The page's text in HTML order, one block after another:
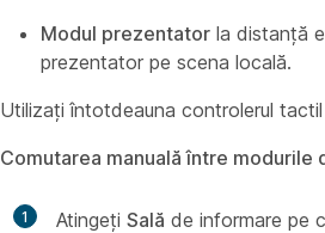
Modul prezentator la distanță
prezentator pe scena locală.
Utilizați întotdeauna controlerul
Comutarea manuală între modurile
1 Atingeți Sală de informare pe